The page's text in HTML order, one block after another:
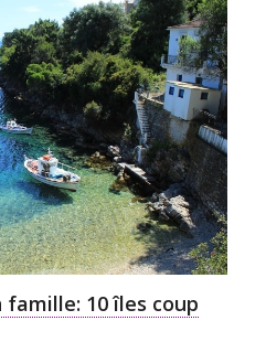
10 îles coup